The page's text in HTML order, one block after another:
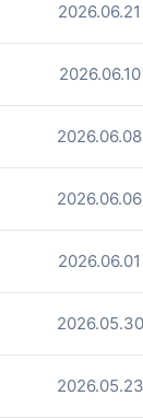
2026.06.21
2026.06.10
2026.06.08
2026.06.06
2026.06.01
2026.05.30
2026.05.23